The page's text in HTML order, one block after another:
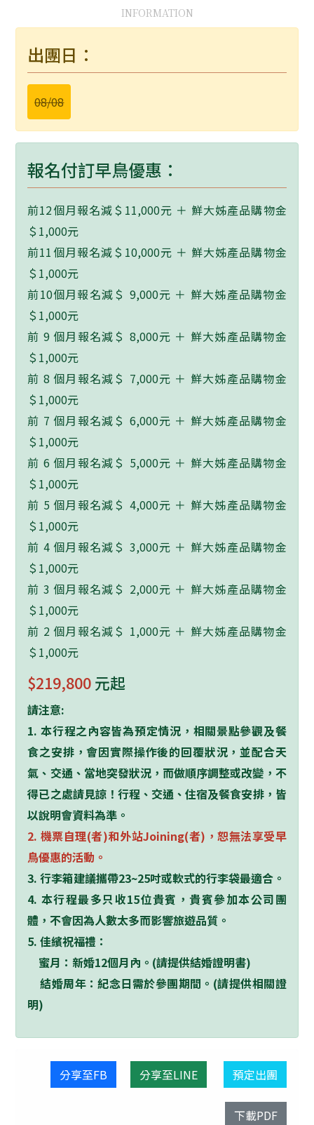
INFORMATION
出團日：
08/08
報名付訂早鳥優惠：
前12個月報名減＄11,000元 ＋ 鮮大姊產品購物金
＄1,000元
前11個月報名減＄10,000元 ＋ 鮮大姊產品購物金
＄1,000元
前10個月報名減＄ 9,000元 ＋ 鮮大姊產品購物金
＄1,000元
前 9 個月報名減＄ 8,000元 ＋ 鮮大姊產品購物金
＄1,000元
前 8 個月報名減＄ 7,000元 ＋ 鮮大姊產品購物金
＄1,000元
前 7 個月報名減＄ 6,000元 ＋ 鮮大姊產品購物金
＄1,000元
前 6 個月報名減＄ 5,000元 ＋ 鮮大姊產品購物金
＄1,000元
前 5 個月報名減＄ 4,000元 ＋ 鮮大姊產品購物金
＄1,000元
前 4 個月報名減＄ 3,000元 ＋ 鮮大姊產品購物金
＄1,000元
前 3 個月報名減＄ 2,000元 ＋ 鮮大姊產品購物金
＄1,000元
前 2 個月報名減＄ 1,000元 ＋ 鮮大姊產品購物金
＄1,000元
$219,800元起
請注意:
1.本行程之內容皆為預定情況，相關景點參觀及餐
食之安排，會因實際操作後的回覆狀況，並配合天
氣、交通、當地突發狀況，而做順序調整或改變，不
得已之處請見諒！行程、交通、住宿及餐食安排，皆
以說明會資料為準。
2. 機票自理(者)和外站Joining(者) ，恕無法享受早
鳥優惠的活動。
3.行李箱建議攜帶23~25吋或軟式的行李袋最適合。
4. 本行程最多只收15位貴賓，貴賓參加本公司團
體，不會因為人數太多而影響旅遊品質。
5.佳繽祝福禮：
蜜月：新婚12個月內。 (請提供結婚證明書)
結婚周年：紀念日需於參團期間。 (請提供相關證
明)
分享至FB 分享至LINE 預定出團
下載PDF